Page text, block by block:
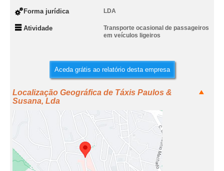
Forma jurídica LDA
Atividade
Transporte ocasional de passageiros
em veículos ligeiros
Aceda grátis ao relatório desta empresa
Localização Geográfica de Táxis Paulos &
Susana, Lda